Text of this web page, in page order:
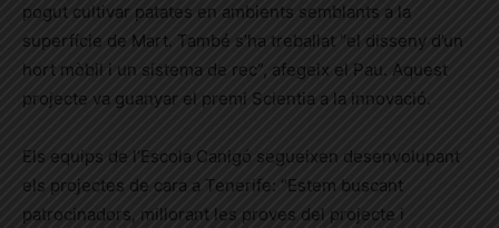
pogut cultivar patates en ambients semblants a la
superfície de Mart. També s’ha treballat “el disseny d’un
hort mòbil i un sistema de rec”, afegeix el Pau. Aquest
projecte va guanyar el premi Scientia a la innovació.
Els equips de l’Escola Canigó segueixen desenvolupant
els projectes de cara a Tenerife: “Estem buscant
patrocinadors, millorant les proves del projecte i